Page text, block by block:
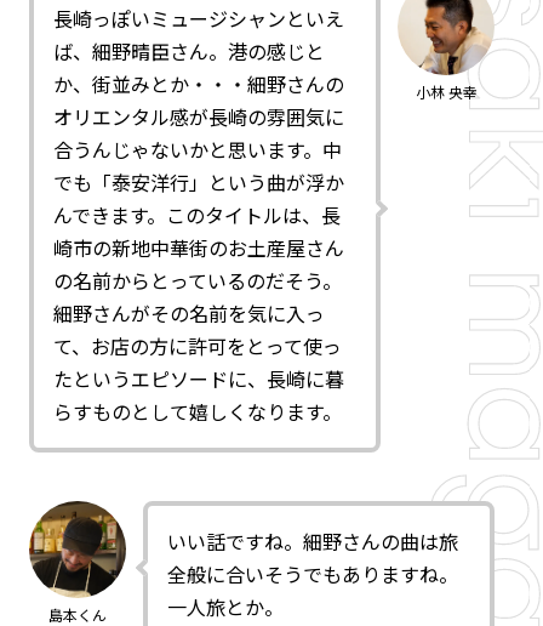
長崎っぽいミュージシャンといえ
ば、細野晴臣さん。港の感じと
か、街並みとか・・・細野さんの
オリエンタル感が長崎の雰囲気に
合うんじゃないかと思います。中
でも「泰安洋行」という曲が浮か
んできます。このタイトルは、長
崎市の新地中華街のお土産屋さん
の名前からとっているのだそう。
細野さんがその名前を気に入っ
て、お店の方に許可をとって使っ
たというエピソードに、長崎に暮
らすものとして嬉しくなります。
小林 央幸
いい話ですね。細野さんの曲は旅
全般に合いそうでもありますね。
一人旅とか。
島本くん